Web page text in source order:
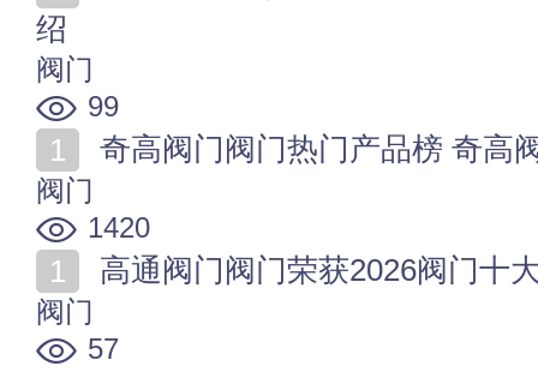
绍
阀门
99
奇高阀门阀门热门产品榜 奇高
阀门
1420
高通阀门阀门荣获2026阀门十
阀门
57